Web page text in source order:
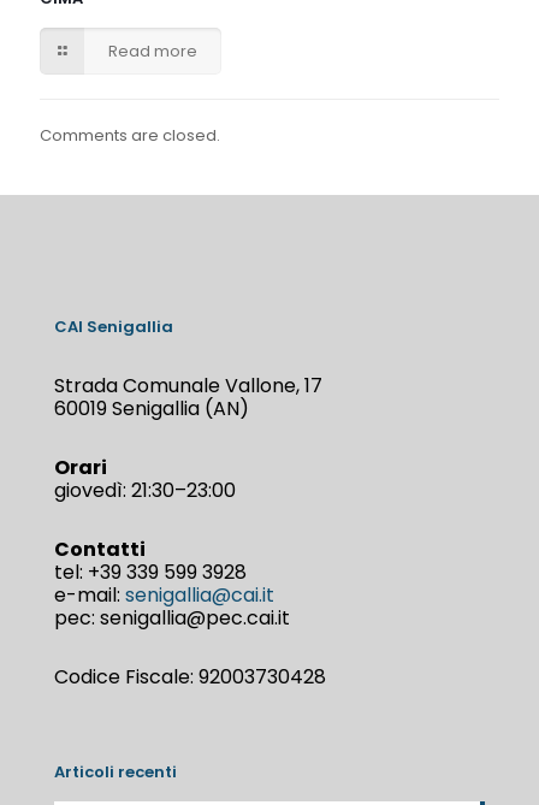
Read more
Comments are closed.
CAI Senigallia
Strada Comunale Vallone, 17
60019 Senigallia (AN)
Orari
giovedì: 21:30–23:00
Contatti
tel: +39 339 599 3928
e-mail: senigallia@cai.it
pec: senigallia@pec.cai.it
Codice Fiscale: 92003730428
Articoli recenti